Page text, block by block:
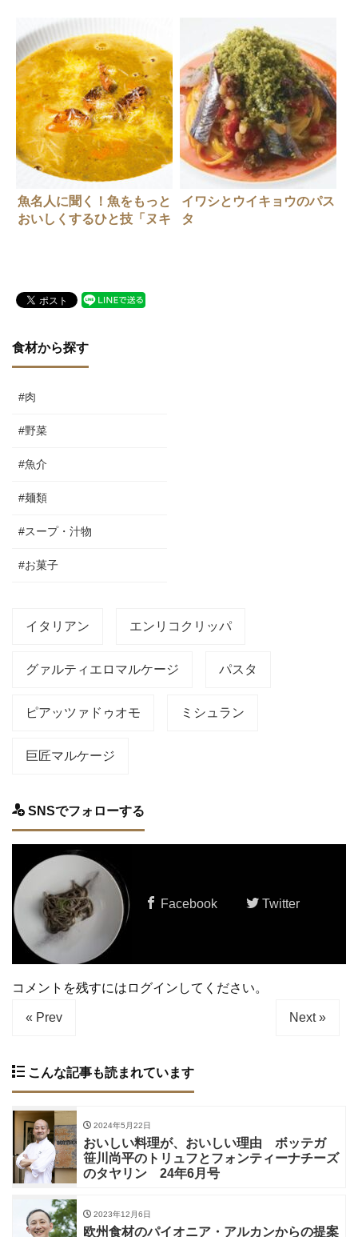
魚名人に聞く！魚をもっと
おいしくするひと技「ヌキ
イワシとウイキョウのパス
タ
食材から探す
#肉
#野菜
#魚介
#麺類
#スープ・汁物
#お菓子
イタリアン エンリコクリッパ
グァルティエロマルケージ パスタ
ピアッツァドゥオモ ミシュラン
巨匠マルケージ
SNSでフォローする
Facebook Twitter
コメントを残すにはログインしてください。
« Prev Next »
こんな記事も読まれています
2024年5月22日
おいしい料理が、おいしい理由 ボッテガ
笹川尚平のトリュフとフォンティーナチーズ
のタヤリン 24年6月号
2023年12月6日
欧州食材のパイオニア・アルカンからの提案